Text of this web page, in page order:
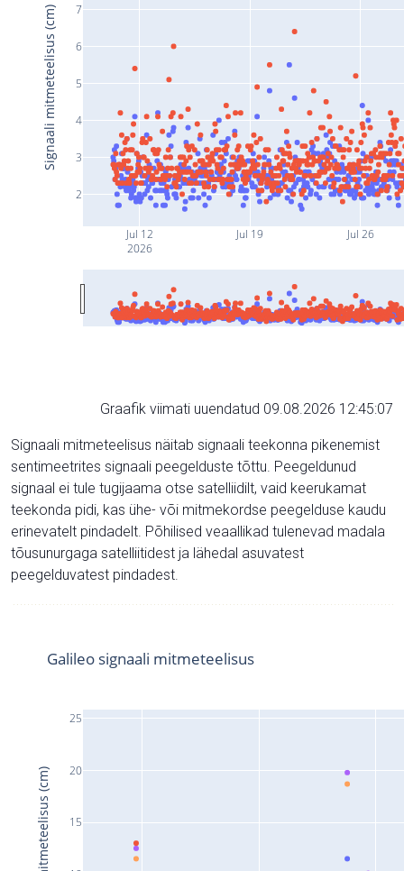
Jul 12
2026
Jul 19 Jul 26
2
3
4
5
6
7
Signaali mitmeteelisus (cm)
Graafik viimati uuendatud 09.08.2026 12:45:07
Signaali mitmeteelisus näitab signaali teekonna pikenemist
sentimeetrites signaali peegelduste tõttu. Peegeldunud
signaal ei tule tugijaama otse satelliidilt, vaid keerukamat
teekonda pidi, kas ühe- või mitmekordse peegelduse kaudu
erinevatelt pindadelt. Põhilised veaallikad tulenevad madala
tõusunurgaga satelliitidest ja lähedal asuvatest
peegelduvatest pindadest.
15
20
25
Galileo signaali mitmeteelisus